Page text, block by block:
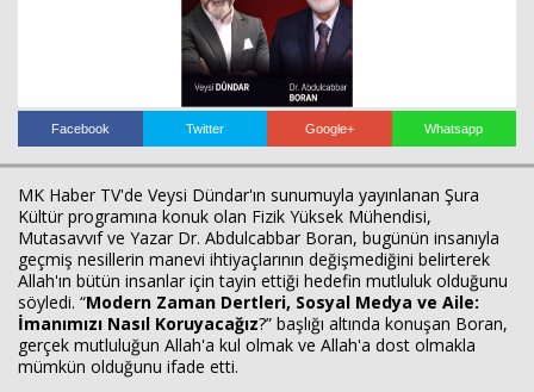
Facebook Twitter Google+ Whatsapp
MK Haber TV'de Veysi Dündar'ın sunumuyla yayınlanan Şura
Kültür programına konuk olan Fizik Yüksek Mühendisi,
Mutasavvıf ve Yazar Dr. Abdulcabbar Boran, bugünün insanıyla
geçmiş nesillerin manevi ihtiyaçlarının değişmediğini belirterek
Allah'ın bütün insanlar için tayin ettiği hedefin mutluluk olduğunu
söyledi. “Modern Zaman Dertleri, Sosyal Medya ve Aile:
İmanımızı Nasıl Koruyacağız?” başlığı altında konuşan Boran,
gerçek mutluluğun Allah'a kul olmak ve Allah'a dost olmakla
mümkün olduğunu ifade etti.
Haberin Doğru Adresi.